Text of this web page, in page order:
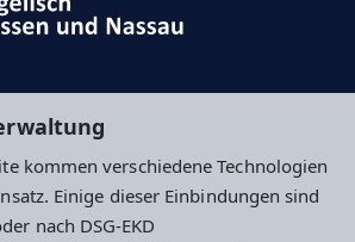
kommen verschiedene Technologien
Einige dieser Einbindungen sind
nach DSG-EKD